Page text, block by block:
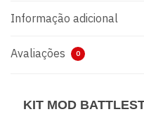
Informação adicional
Avaliações 0
KIT MOD